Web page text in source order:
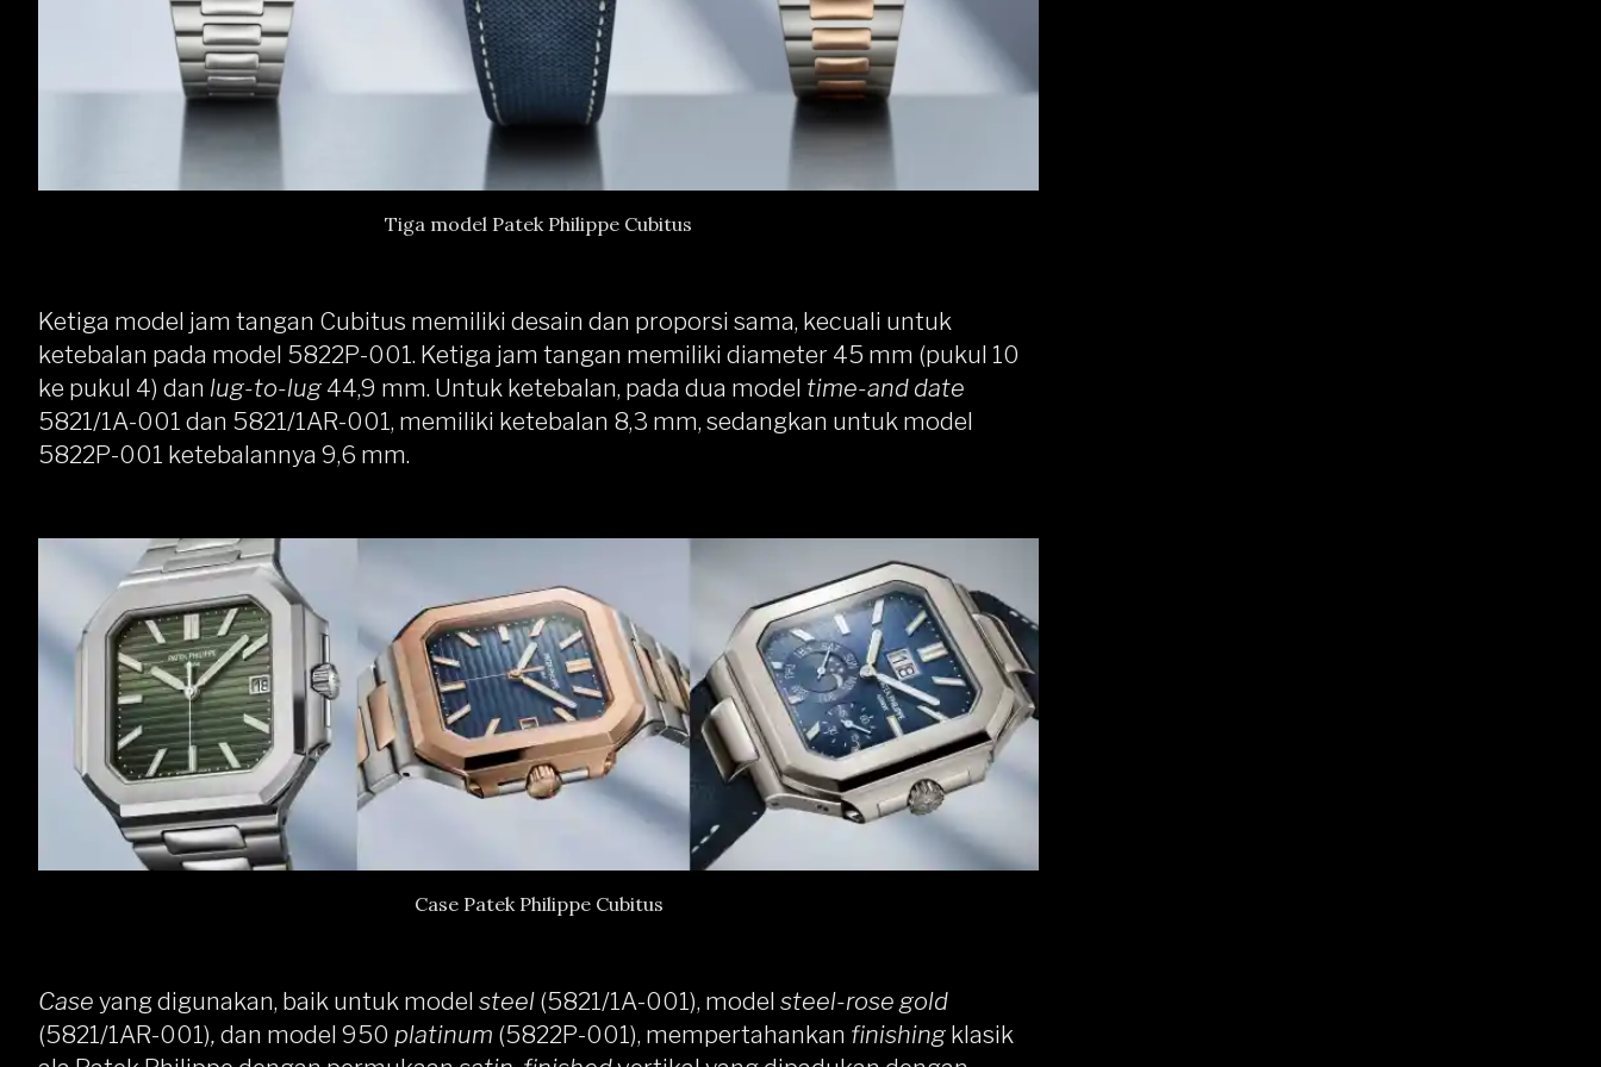
Tiga model Patek Philippe Cubitus
Ketiga model jam tangan Cubitus memiliki desain dan proporsi sama, kecuali untuk
ketebalan pada model 5822P-001. Ketiga jam tangan memiliki diameter 45 mm (pukul 10
ke pukul 4) dan lug-to-lug 44,9 mm. Untuk ketebalan, pada dua model time-and date
5821/1A-001 dan 5821/1AR-001, memiliki ketebalan 8,3 mm, sedangkan untuk model
5822P-001 ketebalannya 9,6 mm.
Case Patek Philippe Cubitus
Case yang digunakan, baik untuk model steel (5821/1A-001), model steel-rose gold
(5821/1AR-001), dan model 950 platinum (5822P-001), mempertahankan finishing klasik